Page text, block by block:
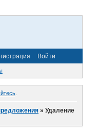
Войти
.
»Удаление